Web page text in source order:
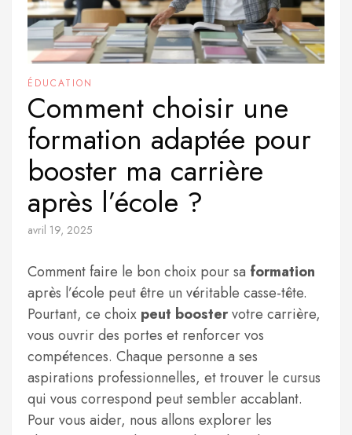
ÉDUCATION
Comment choisir une
formation adaptée pour
booster ma carrière
après l’école ?
avril 19, 2025
Comment faire le bon choix pour sa formation
après l’école peut être un véritable casse-tête.
Pourtant, ce choix peut boostervotre carrière,
vous ouvrir des portes et renforcer vos
compétences. Chaque personne a ses
aspirations professionnelles, et trouver le cursus
qui vous correspond peut sembler accablant.
Pour vous aider, nous allons explorer les